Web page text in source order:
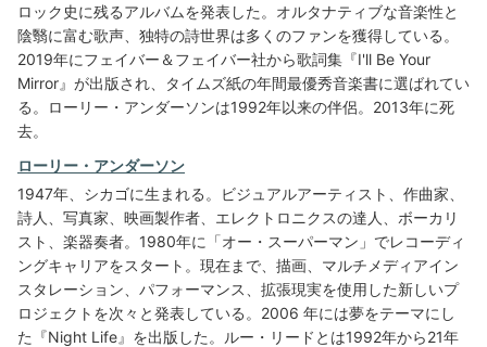
ロック史に残るアルバムを発表した。オルタナティブな音楽性と
陰翳に富む歌声、独特の詩世界は多くのファンを獲得している。
2019年にフェイバー＆フェイバー社から歌詞集『I'll Be Your
Mirror』が出版され、タイムズ紙の年間最優秀音楽書に選ばれてい
る。ローリー・アンダーソンは1992年以来の伴侶。2013年に死
去。
ローリー・アンダーソン
1947年、シカゴに生まれる。ビジュアルアーティスト、作曲家、
詩人、写真家、映画製作者、エレクトロニクスの達人、ボーカリ
スト、楽器奏者。1980年に「オー・スーパーマン」でレコーディ
ングキャリアをスタート。現在まで、描画、マルチメディアイン
スタレーション、パフォーマンス、拡張現実を使用した新しいプ
ロジェクトを次々と発表している。2006 年には夢をテーマにし
た『Night Life』を出版した。ルー・リードとは1992年から21年